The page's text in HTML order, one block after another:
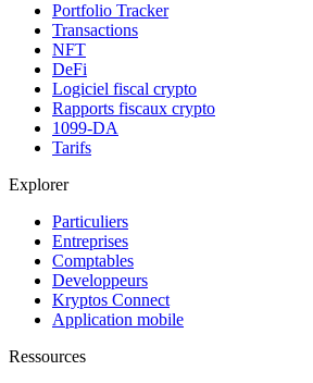
Portfolio Tracker
Transactions
NFT
DeFi
Logiciel fiscal crypto
Rapports fiscaux crypto
1099-DA
Tarifs
Explorer
Particuliers
Entreprises
Comptables
Developpeurs
Kryptos Connect
Application mobile
Ressources